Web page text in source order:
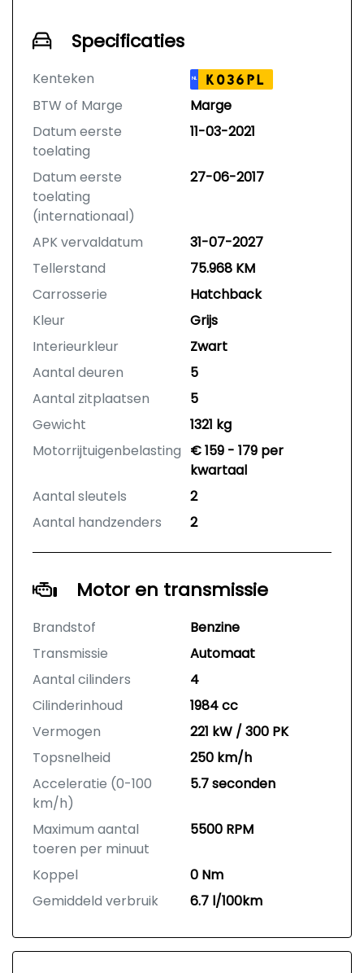
Specificaties
Kenteken NL K036PL
BTW of Marge
Marge
Datum eerste
toelating
11-03-2021
Datum eerste
toelating
(internationaal)
27-06-2017
APK vervaldatum
31-07-2027
Tellerstand
75.968 KM
Carrosserie
Hatchback
Kleur
Grijs
Interieurkleur
Zwart
Aantal deuren
5
Aantal zitplaatsen
5
Gewicht
1321 kg
Motorrijtuigenbelasting € 159 - 179 per
kwartaal
Aantal sleutels
2
Aantal handzenders
2
Motor en transmissie
Brandstof
Benzine
Transmissie
Automaat
Aantal cilinders
4
Cilinderinhoud
1984 cc
Vermogen
221 kW / 300 PK
Topsnelheid
250 km/h
Acceleratie (0-100
km/h)
5.7 seconden
Maximum aantal
toeren per minuut
5500 RPM
Koppel
0 Nm
Gemiddeld verbruik
6.7 l/100km